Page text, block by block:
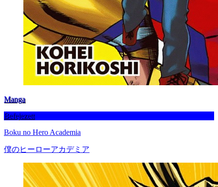
Manga
Befejezett
Boku no Hero Academia
僕のヒーローアカデミア